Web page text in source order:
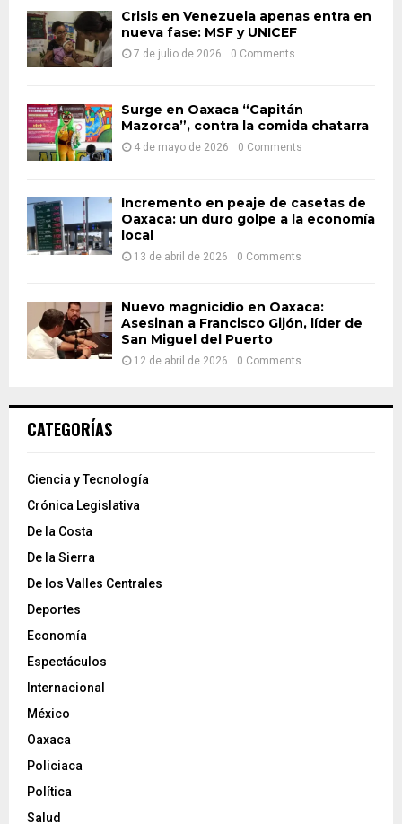
o
:
Crisis en Venezuela apenas entra en
nueva fase: MSF y UNICEF
7 de julio de 2026 0 Comments
Surge en Oaxaca “Capitán
Mazorca”, contra la comida chatarra
4 de mayo de 2026 0 Comments
Incremento en peaje de casetas de
Oaxaca: un duro golpe a la economía
local
13 de abril de 2026 0 Comments
Nuevo magnicidio en Oaxaca:
Asesinan a Francisco Gijón, líder de
San Miguel del Puerto
12 de abril de 2026 0 Comments
CATEGORÍAS
Ciencia y Tecnología
Crónica Legislativa
De la Costa
De la Sierra
De los Valles Centrales
Deportes
Economía
Espectáculos
Internacional
México
Oaxaca
Policiaca
Política
Salud